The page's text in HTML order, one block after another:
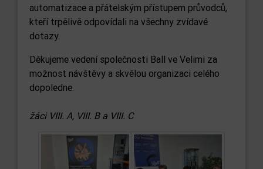
automatizace a přátelským přístupem průvodců,
kteří trpělivě odpovídali na všechny zvídavé
dotazy.
Děkujeme vedení společnosti Ball ve Velimi za
možnost návštěvy a skvělou organizaci celého
dopoledne.
žáci VIII. A, VIII. B a VIII. C